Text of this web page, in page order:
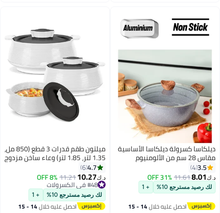
ديلكاسا كسرولة ديلكاسا الأساسية
مقاس 28 سم من الألومنيوم
المطروق غير القابل للالتصاق مع
طلاء الجرانيت
3.5
4
د.ك‏8.01
11.61
31% OFF
لك رصيد مسترجع 10% + 1
احصل عليه خلال 14 - 15
ميلتون طقم قدرات 3 قطع (850 مل،
1.35 لتر، 1.85 لتر) وعاء ساخن مزدوج
الجدران مع عزل PU وداخل من
الفولاذ المقاوم للصدأ، يحافظ على
الطعام ساخنًا/باردًا، مثالي لتقديم
الشباتي، روتي - فينيس ريج - ميكرو
أبيض
4.7
6
د.ك‏10.27
11.21
8% OFF
#48 في الكسرولات
#48 في الكسرولات
لك رصيد مسترجع 10% + 1
احصل عليه خلال 14 - 15